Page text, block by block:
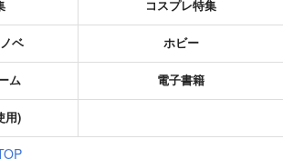
改定について（2025.09.19 更新｜2025.08.01 掲載）
理体制改定のお知らせ（2024.11.20 掲載）
コスプレ特集
ベ ホビー
ム 電子書籍
用)